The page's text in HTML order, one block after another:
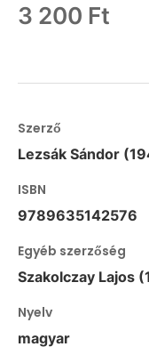
3 200 Ft
Szerző
Lezsák Sándor
ISBN
9789635142576
Egyéb szerzőség
Szakolczay Lajos
Nyelv
magyar